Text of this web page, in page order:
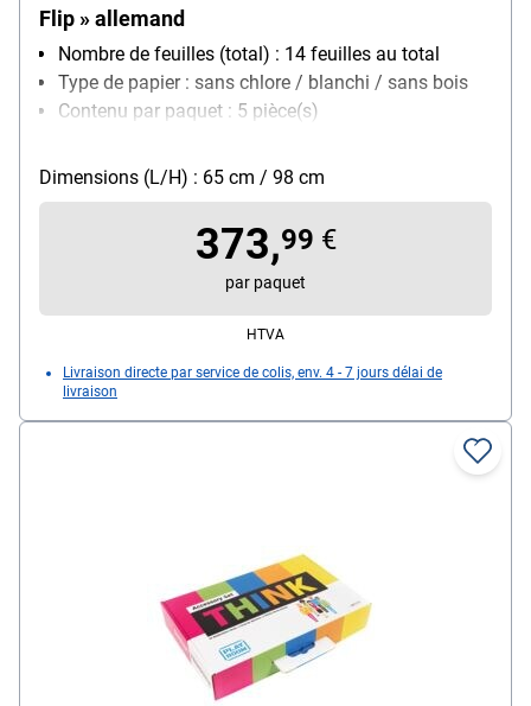
Flip » allemand
Nombre de feuilles (total) : 14 feuilles au total
Type de papier : sans chlore / blanchi / sans bois
Contenu par paquet : 5 pièce(s)
Dimensions (L/H) : 65 cm / 98 cm
373,99 €
par paquet
HTVA
Livraison directe par service de colis, env. 4 - 7 jours délai de
livraison